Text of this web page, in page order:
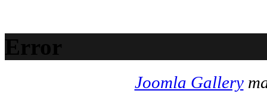
Error
Joomla Gallery